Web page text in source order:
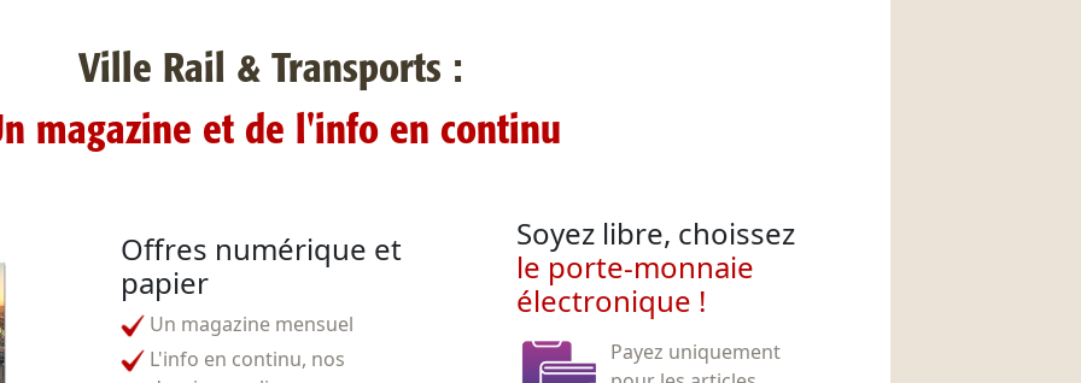
Ville Rail & Transports :
magazine et de l'info en continu
Offres numérique et
papier
Un magazine mensuel
L'info en continu, nos
Soyez libre, choissez
le porte-monnaie
électronique !
Payez uniquement